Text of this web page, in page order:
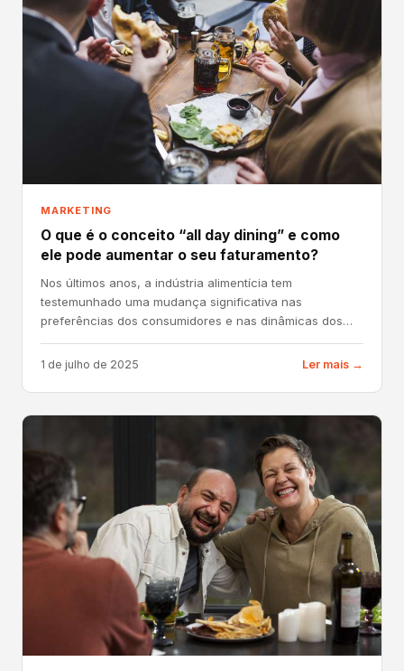
MARKETING
O que é o conceito “all day dining” e como
ele pode aumentar o seu faturamento?
Nos últimos anos, a indústria alimentícia tem
testemunhado uma mudança significativa nas
preferências dos consumidores e nas dinâmicas dos
1 de julho de 2025 Ler mais →